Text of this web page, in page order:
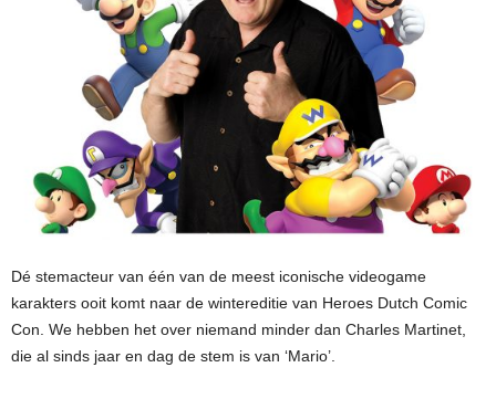
Dé stemacteur van één van de meest iconische videogame
karakters ooit komt naar de wintereditie van Heroes Dutch Comic
Con. We hebben het over niemand minder dan Charles Martinet,
die al sinds jaar en dag de stem is van ‘Mario’.